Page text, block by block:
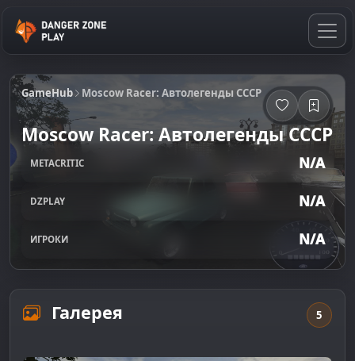
GameHub Moscow Racer: Автолегенды СССР
Moscow Racer: Автолегенды СССР
METACRITIC N/A
DZPLAY N/A
ИГРОКИ N/A
Галерея 5